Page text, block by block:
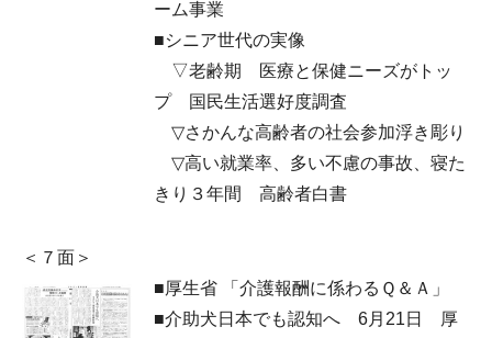
ーム事業
■シニア世代の実像
▽老齢期 医療と保健ニーズがトッ
プ 国民生活選好度調査
▽さかんな高齢者の社会参加浮き彫り
▽高い就業率、多い不慮の事故、寝た
きり３年間 高齢者白書
＜７面＞
■厚生省 「介護報酬に係わるＱ＆Ａ」
■介助犬日本でも認知へ 6月21日 厚